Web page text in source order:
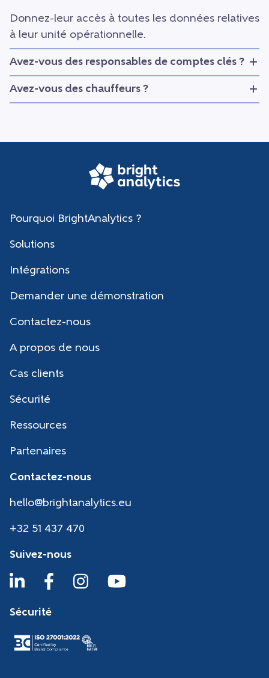
Donnez-leur accès à toutes les données relatives
à leur unité opérationnelle.
Avez-vous des responsables de comptes clés ?
Avez-vous des chauffeurs ?
Pourquoi BrightAnalytics ?
Solutions
Intégrations
Demander une démonstration
Contactez-nous
A propos de nous
Cas clients
Sécurité
Ressources
Partenaires
Contactez-nous
hello@brightanalytics.eu
+32 51 437 470
Suivez-nous
Sécurité